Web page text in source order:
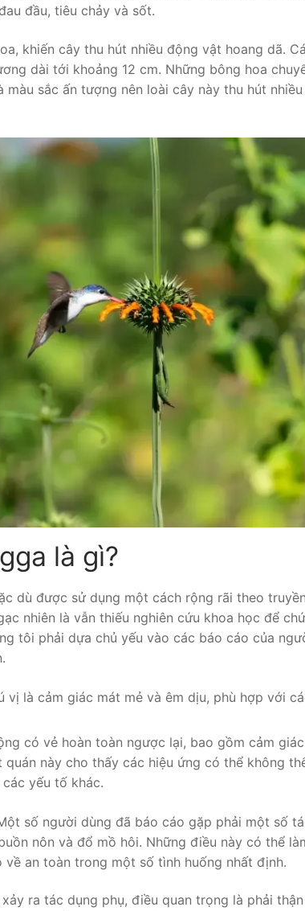
đầu, tiêu chảy và sốt.
khiến cây thu hút nhiều động vật hoang dã.
dài tới khoảng 12 cm. Những bông hoa
sắc ấn tượng nên loài cây này thu hút
là gì?
dù được sử dụng một cách rộng rãi theo
nhiên là vẫn thiếu nghiên cứu khoa học để
tôi phải dựa chủ yếu vào các báo cáo của
là cảm giác mát mẻ và êm dịu, phù hợp với
có vẻ hoàn toàn ngược lại, bao gồm cảm
quán này cho thấy các hiệu ứng có thể không
yếu tố khác.
số người dùng đã báo cáo gặp phải một số
nôn và đổ mồ hôi. Những điều này có thể
an toàn trong một số tình huống nhất định.
ra tác dụng phụ, điều quan trọng là phải